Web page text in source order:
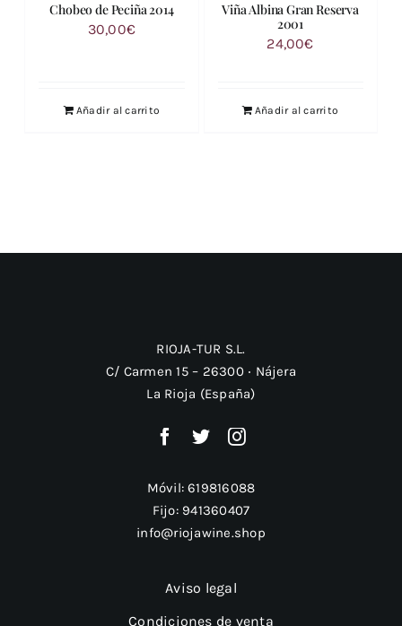
Chobeo de Peciña 2014
30,00€
Añadir al carrito
Viña Albina Gran Reserva
2001
24,00€
Añadir al carrito
RIOJA-TUR S.L.
C/ Carmen 15 – 26300 ‧ Nájera
La Rioja (España)
Móvil:619816088
Fijo: 941360407
info@riojawine.shop
Aviso legal
Condiciones de venta